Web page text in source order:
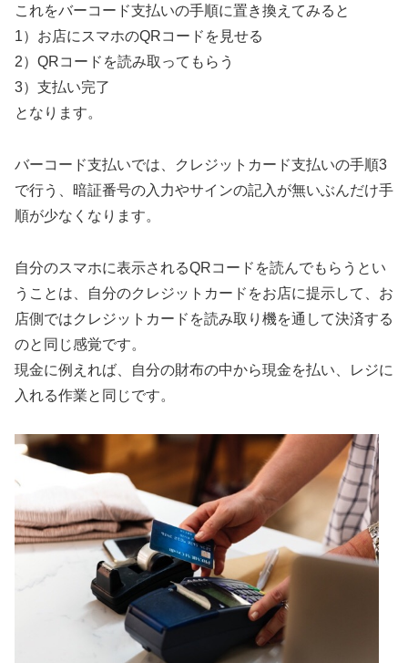
これをバーコード支払いの手順に置き換えてみると
1）お店にスマホのQRコードを見せる
2）QRコードを読み取ってもらう
3）支払い完了
となります。
バーコード支払いでは、クレジットカード支払いの手順3
で行う、暗証番号の入力やサインの記入が無いぶんだけ手
順が少なくなります。
自分のスマホに表示されるQRコードを読んでもらうとい
うことは、自分のクレジットカードをお店に提示して、お
店側ではクレジットカードを読み取り機を通して決済する
のと同じ感覚です。
現金に例えれば、自分の財布の中から現金を払い、レジに
入れる作業と同じです。